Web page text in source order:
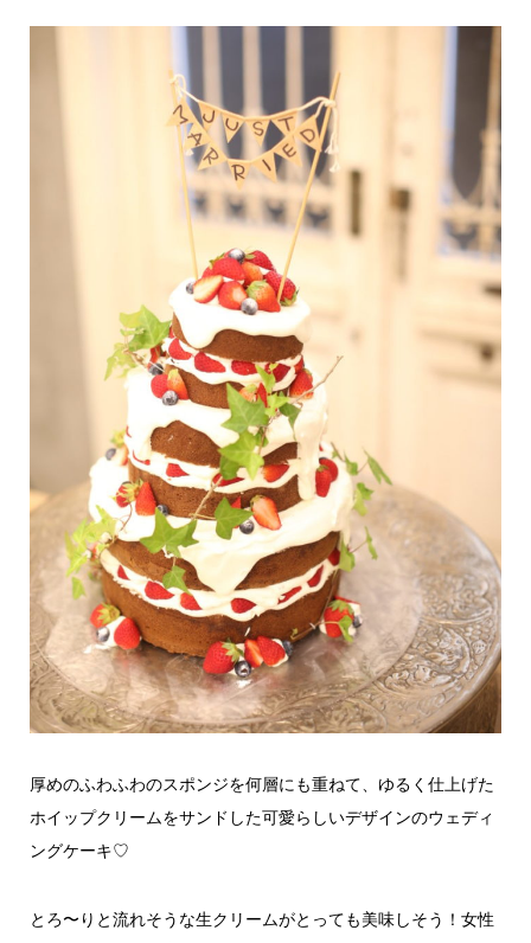
厚めのふわふわのスポンジを何層にも重ねて、ゆるく仕上げた
ホイップクリームをサンドした可愛らしいデザインのウェディ
ングケーキ♡
とろ〜りと流れそうな生クリームがとっても美味しそう！女性